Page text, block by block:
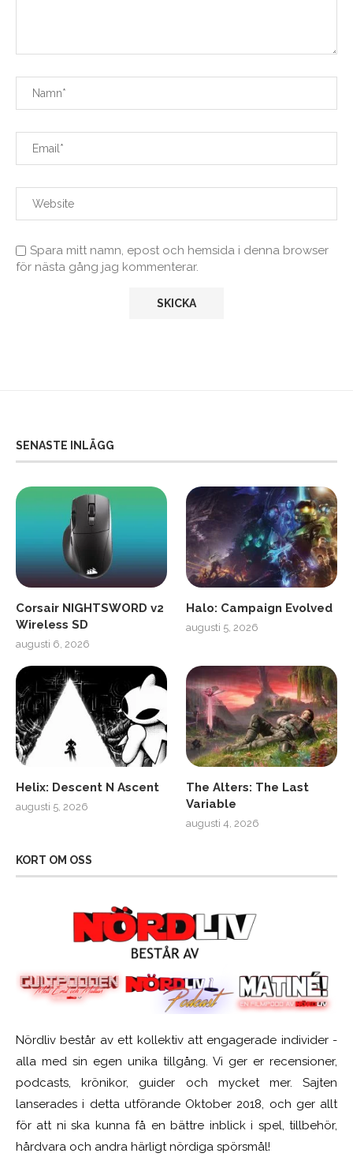
Spara mitt namn, epost och hemsida i denna browser
för nästa gång jag kommenterar.
SENASTE INLÄGG
Corsair NIGHTSWORD v2
Wireless SD
augusti 6, 2026
Halo: Campaign Evolved
augusti 5, 2026
Helix: Descent N Ascent
augusti 5, 2026
The Alters: The Last
Variable
augusti 4, 2026
KORT OM OSS
Nördliv består av ett kollektiv att engagerade individer -
alla med sin egen unika tillgång. Vi ger er recensioner,
podcasts, krönikor, guider och mycket mer. Sajten
lanserades i detta utförande Oktober 2018, och ger allt
för att ni ska kunna få en bättre inblick i spel, tillbehör,
hårdvara och andra härligt nördiga spörsmål!